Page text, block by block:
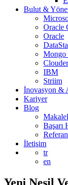
Bulut &
Oracle
Oracle
Mongo
IBM
Striim
İnovasyon &
Kariyer
Blog
Başarı
İletişim
tr
en